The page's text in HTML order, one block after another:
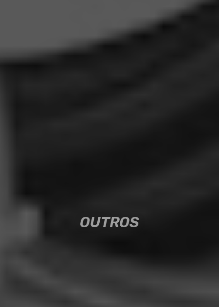
OUTROS
OUTROS